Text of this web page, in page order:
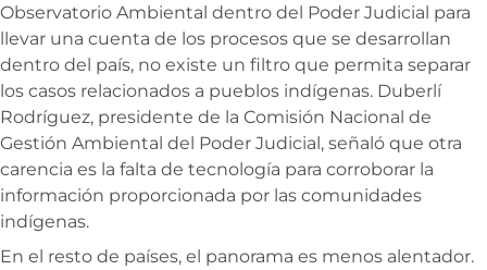
Observatorio Ambiental dentro del Poder Judicial para
llevar una cuenta de los procesos que se desarrollan
dentro del país, no existe un filtro que permita separar
los casos relacionados a pueblos indígenas. Duberlí
Rodríguez, presidente de la Comisión Nacional de
Gestión Ambiental del Poder Judicial, señaló que otra
carencia es la falta de tecnología para corroborar la
información proporcionada por las comunidades
indígenas.
En el resto de países, el panorama es menos alentador.